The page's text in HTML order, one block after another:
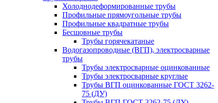
Холоднодеформированные трубы
Профильные прямоугольные трубы
Профильные квадратные трубы
Бесшовные трубы
Трубы горячекатаные
Водогазопроводные (ВГП), электросварные
трубы
Трубы электросварные оцинкованные
Трубы электросварные круглые
Трубы ВГП оцинкованные ГОСТ 3262-
75 (ДУ)